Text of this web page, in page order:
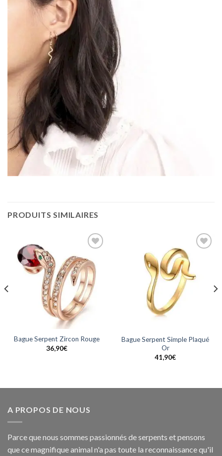
PRODUITS SIMILAIRES
à la
wishlist
Bague Serpent Zircon Rouge
36,90€
wishlist
Bague Serpent Simple Plaqué
Or
41,90€
A PROPOS DE NOUS
Parce que nous sommes passionnés de serpents et pensons
que ce magnifique animal n'a pas toute la reconnaissance qu'il